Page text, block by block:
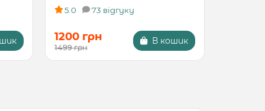
5.0 73 відгуку
1200 грн
1499 грн
В кошик